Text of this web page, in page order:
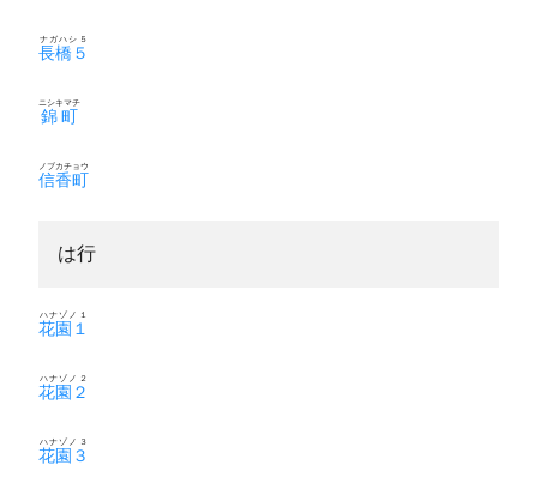
長橋５
ナガハシ５
錦町
ニシキマチ
信香町
ノブカチョウ
は行
花園１
ハナゾノ１
花園２
ハナゾノ２
花園３
ハナゾノ３